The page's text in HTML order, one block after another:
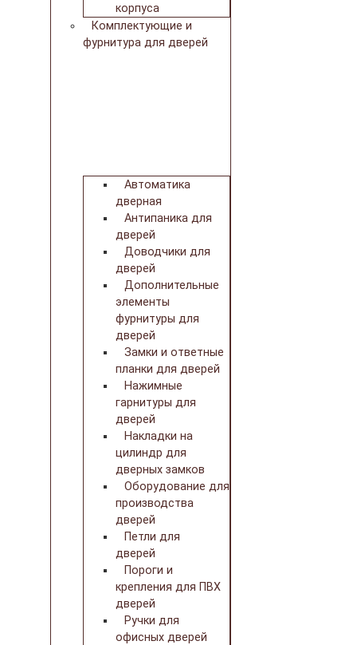
корпуса
Комплектующие и
фурнитура для дверей
Автоматика
дверная
Антипаника для
дверей
Доводчики для
дверей
Дополнительные
элементы
фурнитуры для
дверей
Замки и ответные
планки для дверей
Нажимные
гарнитуры для
дверей
Накладки на
цилиндр для
дверных замков
Оборудование для
производства
дверей
Петли для
дверей
Пороги и
крепления для ПВХ
дверей
Ручки для
офисных дверей